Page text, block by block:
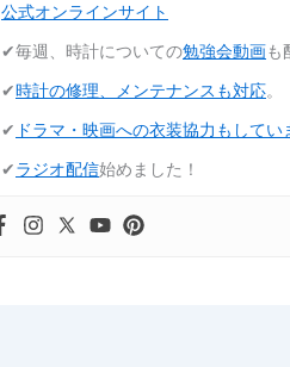
公式オンラインサイト
✔︎毎週、時計についての勉強会動画も
✔︎時計の修理、メンテナンスも対応。
✔︎ ドラマ・映画への衣装協力もしてい
✔︎ラジオ配信始めました！